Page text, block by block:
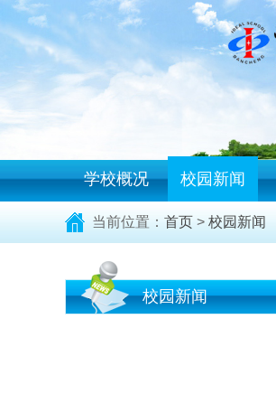
学校概况 校园新闻
当前位置： 首页 > 校园新闻
校园新闻